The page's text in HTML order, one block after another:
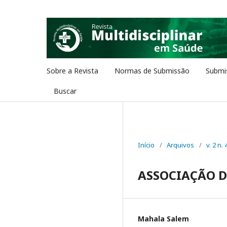
Sobre a Revista Normas de Submissão
Buscar
Início / Arquivos / v. 2 n.
ASSOCIAÇÃO
Mahala Salem